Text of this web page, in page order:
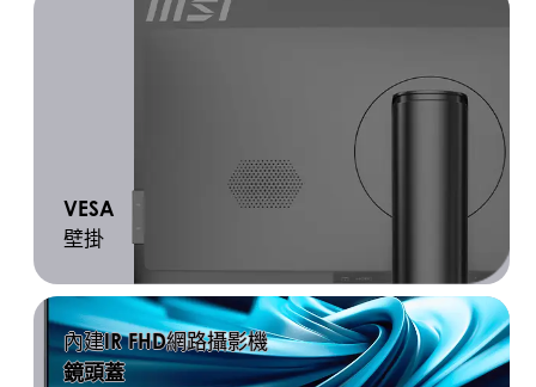
VESA
壁掛
內建IR FHD網路攝影機
鏡頭蓋